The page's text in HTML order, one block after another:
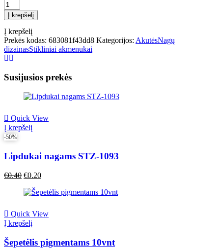
produkto
kiekis:
Stikliniai
RAINBOW
GOLD
akmenukai
100vnt.
Į krepšelį
Į krepšelį
Prekės kodas: 683081f43dd8 Kategorijos: AkutėsNagų
dizainasStikliniai akmenukai
Susijusios prekės
Quick View
Į krepšelį
-50%
Lipdukai nagams STZ-1093
Original
€0.40Current
is:
€0.20
Quick View
Į krepšelį
Šepetėlis pigmentams 10vnt